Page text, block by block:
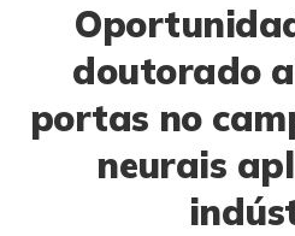
doutorado
portas no
neurais